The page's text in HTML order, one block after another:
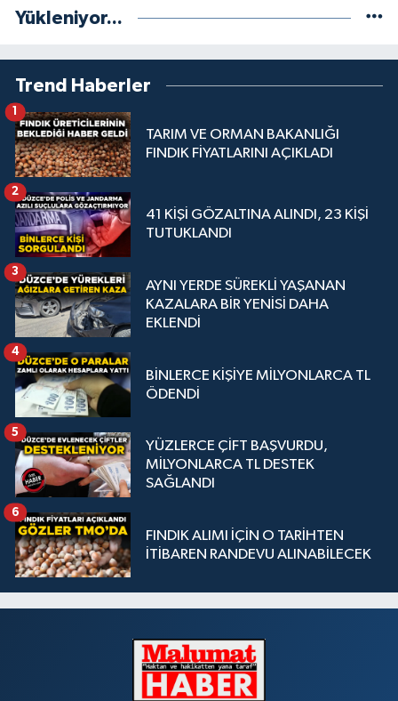
Yükleniyor...
Trend Haberler
TARIM VE ORMAN BAKANLIĞI
FINDIK FİYATLARINI AÇIKLADI
1
41 KİŞİ GÖZALTINA ALINDI, 23 KİŞİ
TUTUKLANDI
2
AYNI YERDE SÜREKLİ YAŞANAN
KAZALARA BİR YENİSİ DAHA
EKLENDİ
3
BİNLERCE KİŞİYE MİLYONLARCA TL
ÖDENDİ
4
YÜZLERCE ÇİFT BAŞVURDU,
MİLYONLARCA TL DESTEK
SAĞLANDI
5
FINDIK ALIMI İÇİN O TARİHTEN
İTİBAREN RANDEVU ALINABİLECEK
6